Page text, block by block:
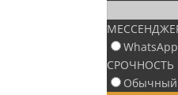
WhatsApp
СРОЧНОСТЬ
Обычный